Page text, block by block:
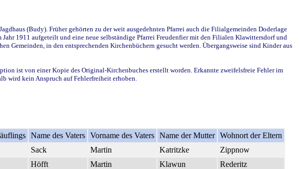
(Budy). Früher gehörten zu der weit ausgedehnten Pfarrei auch die Filialgemeinden Doderlage
1911 aufgeteilt und eine neue selbständige Pfarrei Freudenfier mit den Filialen Klawittersdorf und
in den entsprechenden Kirchenbüchern gesucht werden. Übergangsweise sind Kinder aus
ist von einer Kopie des Original-Kirchenbuches erstellt worden. Erkannte zweifelsfreie Fehler im
wird kein Anspruch auf Fehlerfreiheit erhoben.
Name des Vaters Vorname des Vaters Name der Mutter Wohnort der Eltern
Sack Martin Katritzke
Zippnow
Höfft Martin Klawun
Rederitz